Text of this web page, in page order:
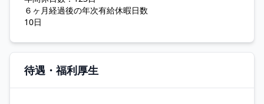
６ヶ月経過後の年次有給休暇日数
10日
待遇・福利厚生